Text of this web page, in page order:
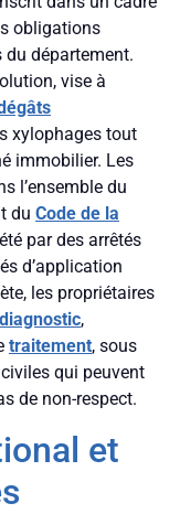
obligations
département.
vise à
xylophages tout
immobilier. Les
l’ensemble du
du Code de la
par des arrêtés
d’application
les propriétaires
diagnostic,
traitement, sous
qui peuvent
de non-respect.
et